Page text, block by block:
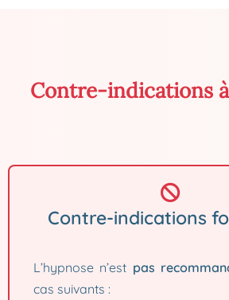
Contre-indications
Contre-indications
L’hypnose n’est pas
cas suivants :